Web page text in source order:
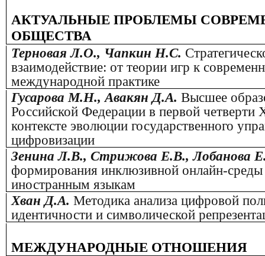
АКТУАЛЬНЫЕ ПРОБЛЕМЫ
ОБЩЕСТВА
Терновая Л.О., Чапкин Н.С.
взаимодействие: от теории игр к
международной практике
Гусарова М.Н., Авакян Д.А. Высшее
Российской Федерации в первой четверти
контексте эволюции государственного
цифровизации
Зенина Л.В., Стрижова Е.В., Лобанова
формирования инклюзивной онлайн-среды
иностранным языкам
Хван Д.А. Методика анализа цифровой
идентичности и символической
МЕЖДУНАРОДНЫЕ ОТНОШЕНИЯ